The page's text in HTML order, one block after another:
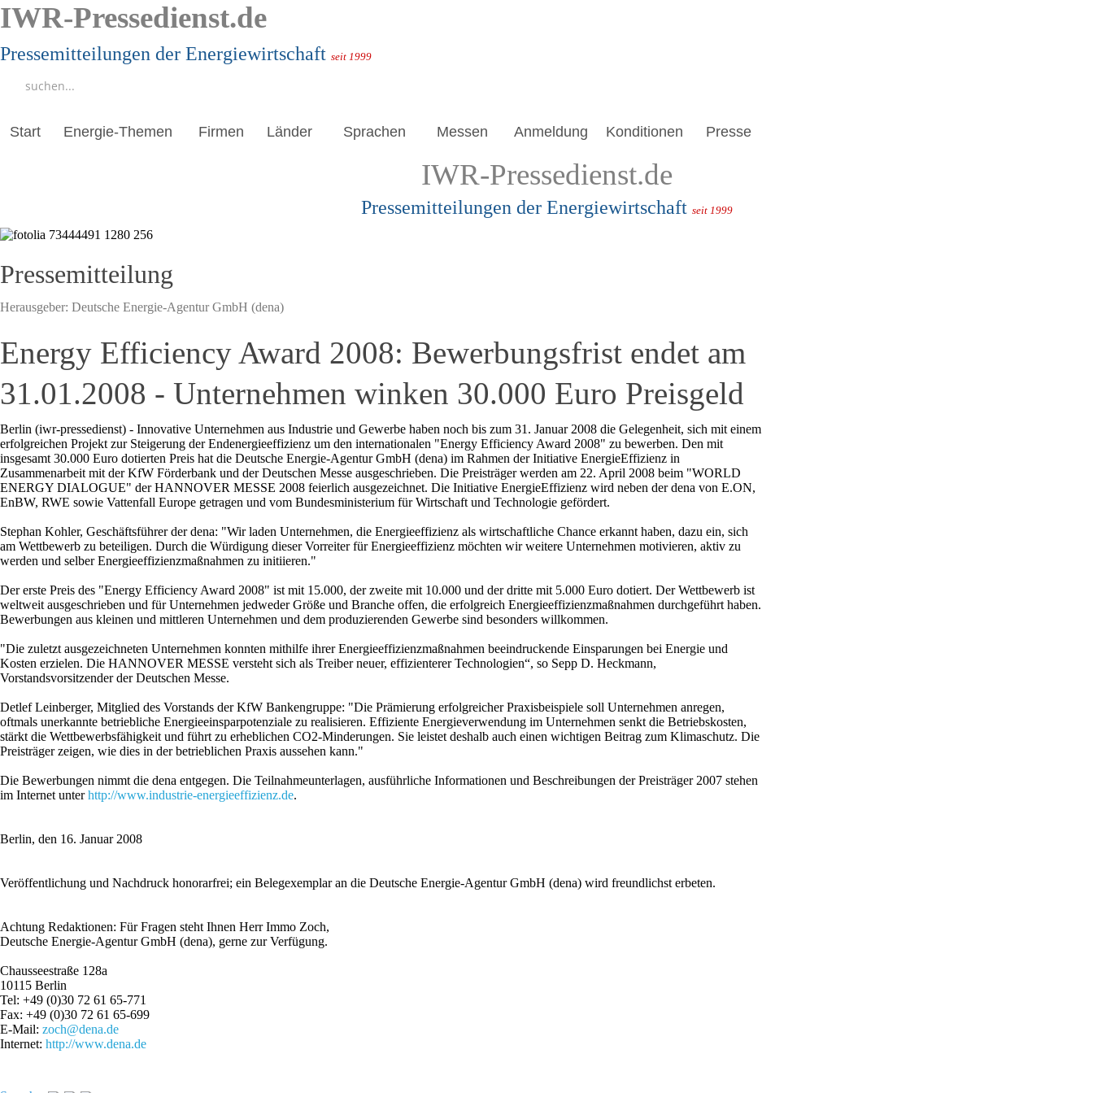
IWR-Pressedienst.de
Pressemitteilungen der Energiewirtschaft seit 1999
Start Energie-Themen Firmen Länder Sprachen Messen Anmeldung Konditionen Presse
IWR-Pressedienst.de
Pressemitteilungen der Energiewirtschaft seit 1999
Pressemitteilung
Herausgeber: Deutsche Energie-Agentur GmbH (dena)
Energy Efficiency Award 2008: Bewerbungsfrist endet am
31.01.2008 - Unternehmen winken 30.000 Euro Preisgeld
Berlin (iwr-pressedienst) - Innovative Unternehmen aus Industrie und Gewerbe haben noch bis zum 31. Januar 2008 die Gelegenheit, sich mit einem
erfolgreichen Projekt zur Steigerung der Endenergieeffizienz um den internationalen "Energy Efficiency Award 2008" zu bewerben. Den mit
insgesamt 30.000 Euro dotierten Preis hat die Deutsche Energie-Agentur GmbH (dena) im Rahmen der Initiative EnergieEffizienz in
Zusammenarbeit mit der KfW Förderbank und der Deutschen Messe ausgeschrieben. Die Preisträger werden am 22. April 2008 beim "WORLD
ENERGY DIALOGUE" der HANNOVER MESSE 2008 feierlich ausgezeichnet. Die Initiative EnergieEffizienz wird neben der dena von E.ON,
EnBW, RWE sowie Vattenfall Europe getragen und vom Bundesministerium für Wirtschaft und Technologie gefördert.
Stephan Kohler, Geschäftsführer der dena: "Wir laden Unternehmen, die Energieeffizienz als wirtschaftliche Chance erkannt haben, dazu ein, sich
am Wettbewerb zu beteiligen. Durch die Würdigung dieser Vorreiter für Energieeffizienz möchten wir weitere Unternehmen motivieren, aktiv zu
werden und selber Energieeffizienzmaßnahmen zu initiieren."
Der erste Preis des "Energy Efficiency Award 2008" ist mit 15.000, der zweite mit 10.000 und der dritte mit 5.000 Euro dotiert. Der Wettbewerb ist
weltweit ausgeschrieben und für Unternehmen jedweder Größe und Branche offen, die erfolgreich Energieeffizienzmaßnahmen durchgeführt haben.
Bewerbungen aus kleinen und mittleren Unternehmen und dem produzierenden Gewerbe sind besonders willkommen.
"Die zuletzt ausgezeichneten Unternehmen konnten mithilfe ihrer Energieeffizienzmaßnahmen beeindruckende Einsparungen bei Energie und
Kosten erzielen. Die HANNOVER MESSE versteht sich als Treiber neuer, effizienterer Technologien“, so Sepp D. Heckmann,
Vorstandsvorsitzender der Deutschen Messe.
Detlef Leinberger, Mitglied des Vorstands der KfW Bankengruppe: "Die Prämierung erfolgreicher Praxisbeispiele soll Unternehmen anregen,
oftmals unerkannte betriebliche Energieeinsparpotenziale zu realisieren. Effiziente Energieverwendung im Unternehmen senkt die Betriebskosten,
stärkt die Wettbewerbsfähigkeit und führt zu erheblichen CO2-Minderungen. Sie leistet deshalb auch einen wichtigen Beitrag zum Klimaschutz. Die
Preisträger zeigen, wie dies in der betrieblichen Praxis aussehen kann."
Die Bewerbungen nimmt die dena entgegen. Die Teilnahmeunterlagen, ausführliche Informationen und Beschreibungen der Preisträger 2007 stehen
im Internet unterhttp://www.industrie-energieeffizienz.de.
Berlin, den 16. Januar 2008
Veröffentlichung und Nachdruck honorarfrei; ein Belegexemplar an die Deutsche Energie-Agentur GmbH (dena) wird freundlichst erbeten.
Achtung Redaktionen: Für Fragen steht Ihnen Herr Immo Zoch,
Deutsche Energie-Agentur GmbH (dena), gerne zur Verfügung.
Chausseestraße 128a
10115 Berlin
Tel: +49 (0)30 72 61 65-771
Fax: +49 (0)30 72 61 65-699
E-Mail: zoch@dena.de
Internet: http://www.dena.de